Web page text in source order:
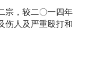
宗，较二〇一四年
伤人及严重殴打和